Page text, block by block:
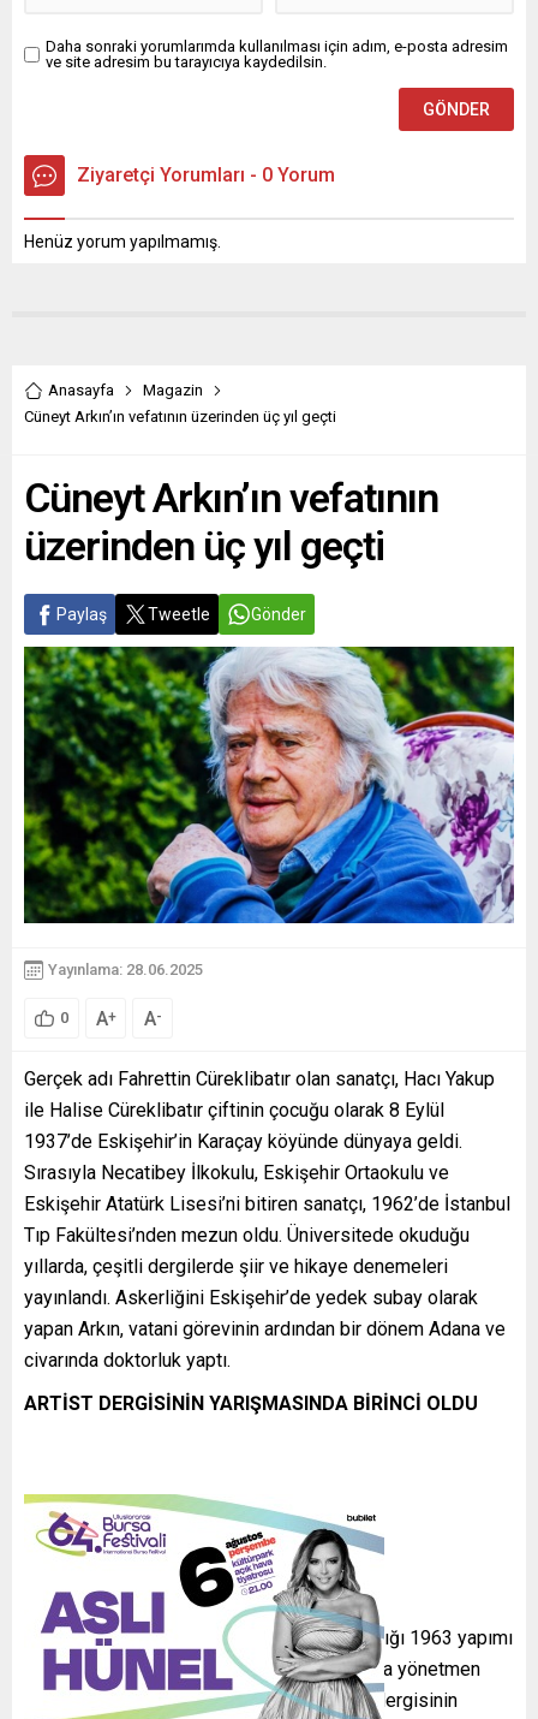
Daha sonraki yorumlarımda kullanılması için adım, e-posta adresim
ve site adresim bu tarayıcıya kaydedilsin.
Ziyaretçi Yorumları - 0 Yorum
Henüz yorum yapılmamış.
Anasayfa
Magazin
Cüneyt Arkın’ın vefatının üzerinden üç yıl geçti
Cüneyt Arkın’ın vefatının
üzerinden üç yıl geçti
Paylaş Tweetle Gönder
Yayınlama: 28.06.2025
0 A+ A-
Gerçek adı Fahrettin Cüreklibatır olan sanatçı, Hacı Yakup
ile Halise Cüreklibatır çiftinin çocuğu olarak 8 Eylül
1937’de Eskişehir’in Karaçay köyünde dünyaya geldi.
Sırasıyla Necatibey İlkokulu, Eskişehir Ortaokulu ve
Eskişehir Atatürk Lisesi’ni bitiren sanatçı, 1962’de İstanbul
Tıp Fakültesi’nden mezun oldu. Üniversitede okuduğu
yıllarda, çeşitli dergilerde şiir ve hikaye denemeleri
yayınlandı. Askerliğini Eskişehir’de yedek subay olarak
yapan Arkın, vatani görevinin ardından bir dönem Adana ve
civarında doktorluk yaptı.
ARTİST DERGİSİNİN YARIŞMASINDA BİRİNCİ OLDU
Cüneyt Arkın, Göksel Arsoy’un başrol oynadığı 1963 yapımı
“Şafak Bekçileri” filminin çekimleri sırasında yönetmen
Halit Refiğ’in dikkatini çekti. Aynı yıl Artist dergisinin